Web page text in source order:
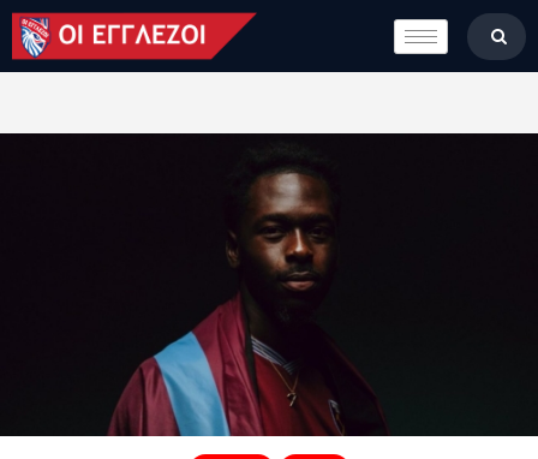
LONDON CALLING
ΚΑΤΗΓΟΡΙΕΣ
ΠΟΙΟΙ ΕΙΜΑΣΤΕ